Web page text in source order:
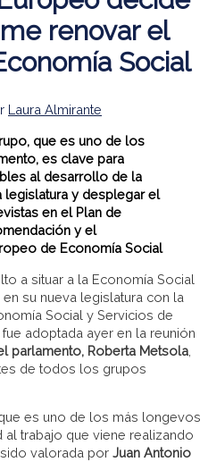
renovar el
Social
Laura Almirante
que es uno de los
es clave para
al desarrollo de la
legislatura y desplegar el
en el Plan de
y el
de Economía Social
a situar a la Economía Social
su nueva legislatura con la
Social y Servicios de
adoptada ayer en la reunión
parlamento, Roberta Metsola
de todos los grupos
es uno de los más longevos
trabajo que viene realizando
valorada por Juan Antonio